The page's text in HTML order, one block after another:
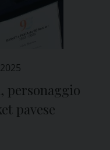
personaggio
pavese